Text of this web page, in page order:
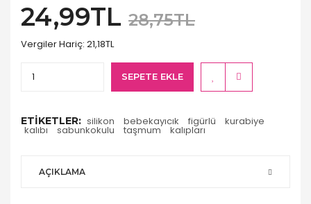
24,99TL 28,75TL
Vergiler Hariç: 21,18TL
SEPETE EKLE
ETIKETLER: silikon bebekayıcık figürlü kurabiye
kalıbı sabunkokulu taşmum kalıpları
AÇIKLAMA